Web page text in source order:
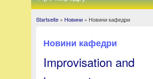
You are here
Startseite» Новини» Новини кафедри
Новини кафедри
Improvisation and